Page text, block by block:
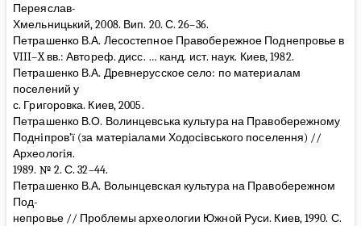
Переяслав-
Хмельницький, 2008. Вип. 20. С. 26–36.
Петрашенко В.А. Лесостепное Правобережное Поднепровье в
VIII–X вв.: Автореф. дисс. … канд. ист. наук. Киев, 1982.
Петрашенко В.А. Древнерусское село: по материалам
поселений у
с. Григоровка. Киев, 2005.
Петрашенко В.О. Волинцевська культура на Правобережному
Поднiпров’ї (за матерiалами Ходосiвського поселення) //
Археологiя.
1989. № 2. С. 32–44.
Петрашенко В.А. Волынцевская культура на Правобережном
Под-
непровье // Проблемы археологии Южной Руси. Киев, 1990. С.